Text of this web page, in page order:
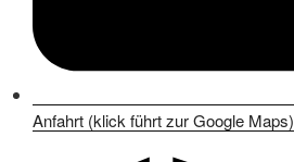
Anfahrt (klick führt zur Google Maps)